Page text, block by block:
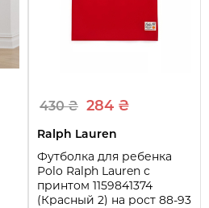
430 ₴ 284 ₴
Ralph Lauren
Футболка для ребенка
Polo Ralph Lauren с
принтом 1159841374
(Красный 2) на рост 88-93